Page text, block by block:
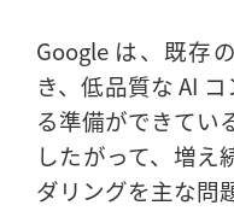
Google は、既存
き、低品質な AI
る準備ができてい
したがって、増え
ダリングを主な問